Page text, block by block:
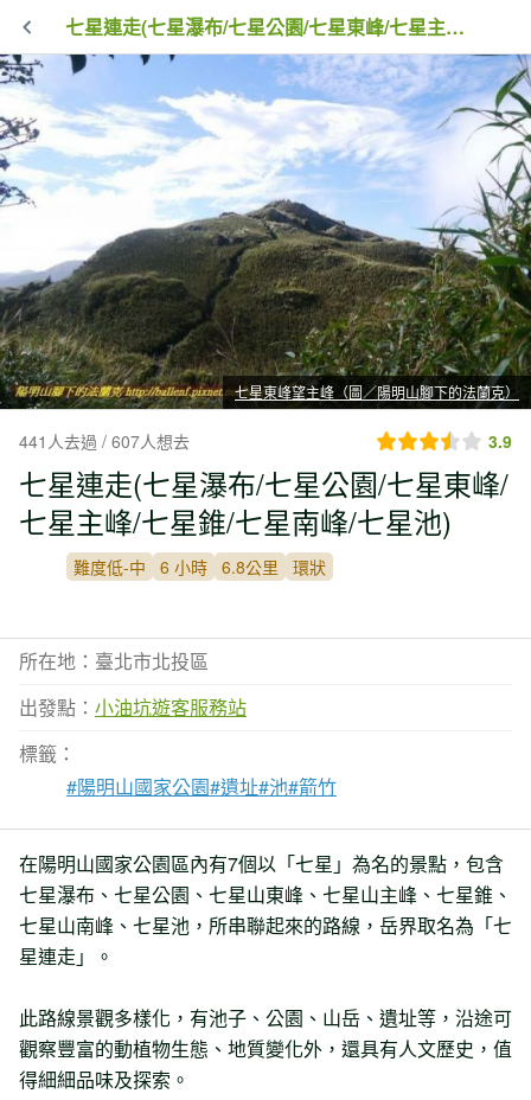
七星連走(七星瀑布/七星公園/七星東峰/七星主峰/七星錐/七星南峰/七星池)
七星東峰望主峰（圖／陽明山腳下的法蘭克）
441人去過 / 607人想去 3.9
七星連走(七星瀑布/七星公園/七星東峰/
七星主峰/七星錐/七星南峰/七星池)
難度低-中 6 小時 6.8公里 環狀
所在地：臺北市北投區
出發點： 小油坑遊客服務站
標籤：
#陽明山國家公園#遺址#池#箭竹
在陽明山國家公園區內有7個以「七星」為名的景點，包含
七星瀑布、七星公園、七星山東峰、七星山主峰、七星錐、
七星山南峰、七星池，所串聯起來的路線，岳界取名為「七
星連走」。
此路線景觀多樣化，有池子、公園、山岳、遺址等，沿途可
觀察豐富的動植物生態、地質變化外，還具有人文歷史，值
得細細品味及探索。